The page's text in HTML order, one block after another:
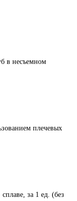
в несъемном
плечевых
за 1 ед. (без